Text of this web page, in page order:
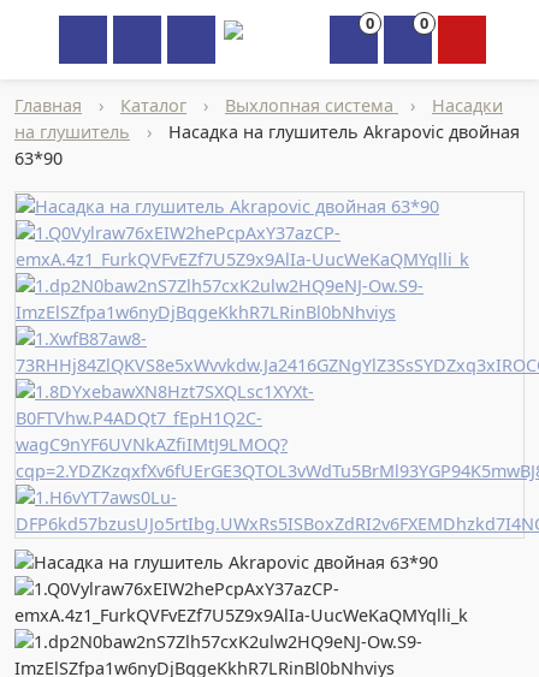
0 0
×
Главная › Каталог › Выхлопная система ›
Насадки
на глушитель
›
Насадка на глушитель Akrapovic двойная
63*90